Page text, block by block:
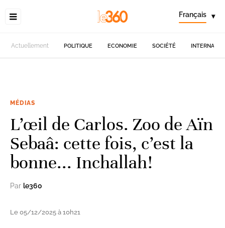
Français ▾
Actuellement POLITIQUE ECONOMIE SOCIÉTÉ
MÉDIAS
L’œil de Carlos. Zoo de Aïn
Sebaâ: cette fois, c’est la
bonne... Inchallah!
Par le360
Le 05/12/2025 à 10h21